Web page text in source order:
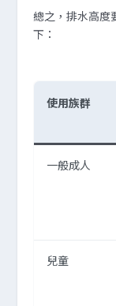
總之，排水高度
下：
使用族群
一般成人
兒童